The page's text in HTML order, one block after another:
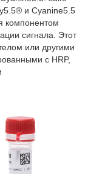
и Cyanine5.5
компонентом
сигнала. Этот
или другими
с HRP,